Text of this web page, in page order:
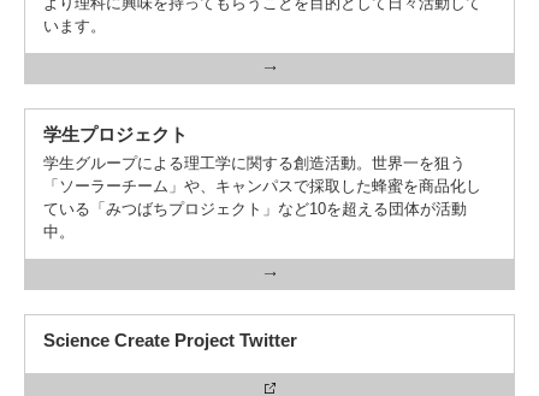
います。
学生プロジェクト
学生グループによる理工学に関する創造活動。世界一を狙う
「ソーラーチーム」や、キャンパスで採取した蜂蜜を商品化し
ている「みつばちプロジェクト」など10を超える団体が活動
中。
Science Create Project Twitter